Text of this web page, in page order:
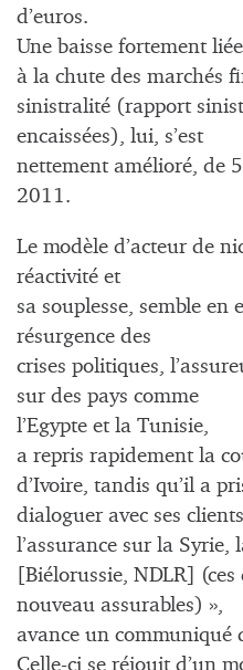
d’euros.
Une baisse fortement
à la chute des marchés
sinistralité (rapport
encaissées), lui, s’est
nettement amélioré, de
2011.
Le modèle d’acteur de
réactivité et
sa souplesse, semble en
résurgence des
crises politiques,
sur des pays comme
l’Egypte et la Tunisie,
a repris rapidement la
d’Ivoire, tandis qu’il a
dialoguer avec ses
l’assurance sur la Syrie,
[Biélorussie, NDLR]
nouveau assurables) »,
avance un communiqué
Celle-ci se réjouit d’un